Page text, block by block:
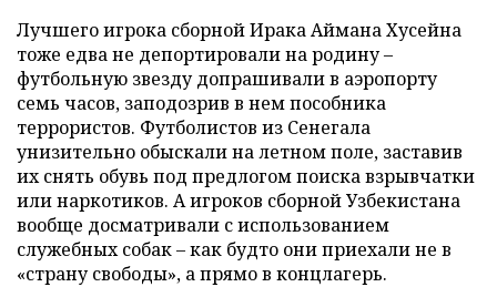
Лучшего игрока сборной Ирака Аймана Хусейна
тоже едва не депортировали на родину –
футбольную звезду допрашивали в аэропорту
семь часов, заподозрив в нем пособника
террористов. Футболистов из Сенегала
унизительно обыскали на летном поле, заставив
их снять обувь под предлогом поиска взрывчатки
или наркотиков. А игроков сборной Узбекистана
вообще досматривали с использованием
служебных собак – как будто они приехали не в
«страну свободы», а прямо в концлагерь.